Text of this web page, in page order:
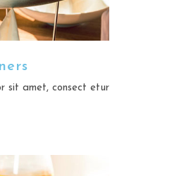
sit amet, consect etur